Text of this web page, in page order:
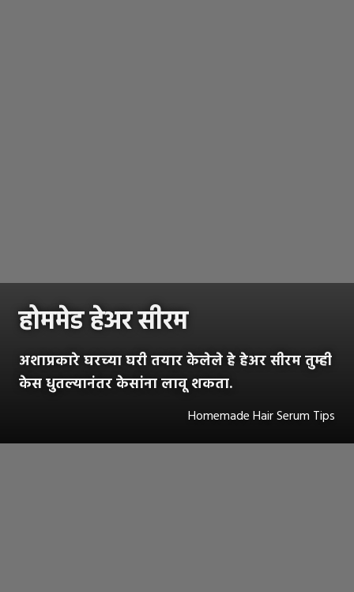
होममेड हेअर सीरम
अशाप्रकारे घरच्या घरी तयार केलेले हे हेअर सीरम तुम्ही
केस धुतल्यानंतर केसांना लावू शकता.
Homemade Hair Serum Tips